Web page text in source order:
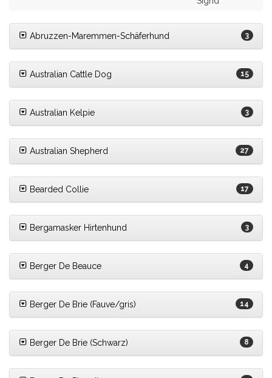
Abruzzen-Maremmen-Schäferhund 3
Australian Cattle Dog 15
Australian Kelpie 3
Australian Shepherd 27
Bearded Collie 17
Bergamasker Hirtenhund 3
Berger De Beauce 4
Berger De Brie (Fauve/gris) 14
Berger De Brie (Schwarz) 8